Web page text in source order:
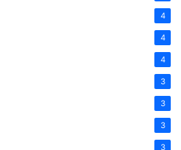
4
4
4
3
3
3
3